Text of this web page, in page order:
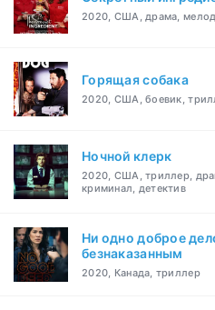
2020, США, драма,
Горящая собака
2020, США, боевик,
Ночной клерк
2020, США, триллер,
криминал, детектив
Ни одно доброе
безнаказанным
2020, Канада, триллер